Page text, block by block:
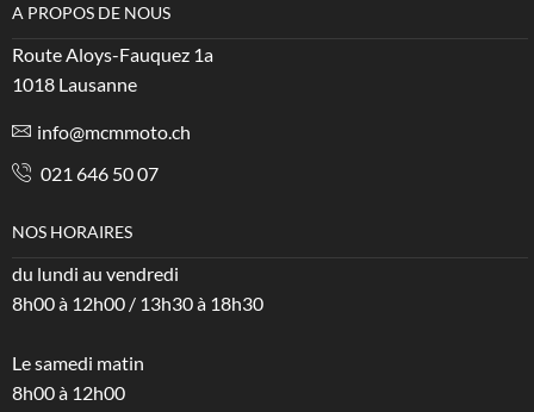
A PROPOS DE NOUS
Route Aloys-Fauquez 1a
1018 Lausanne
info@mcmmoto.ch
021 646 50 07
NOS HORAIRES
du lundi au vendredi
8h00 à 12h00 / 13h30 à 18h30
Le samedi matin
8h00 à 12h00